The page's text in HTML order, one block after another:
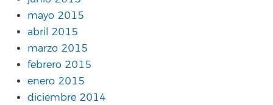
mayo 2015
abril 2015
marzo 2015
febrero 2015
enero 2015
diciembre 2014